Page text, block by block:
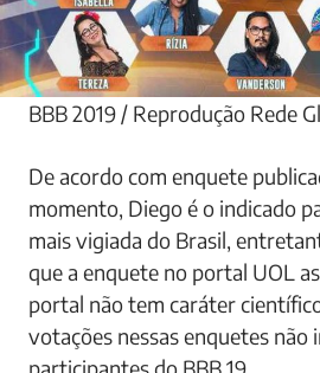
BBB 2019 / Reprodução Rede
De acordo com enquete
momento, Diego é o indicado
mais vigiada do Brasil,
que a enquete no portal UOL
portal não tem caráter
votações nessas enquetes não